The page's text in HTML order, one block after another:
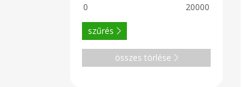
szűrés
összes törlése